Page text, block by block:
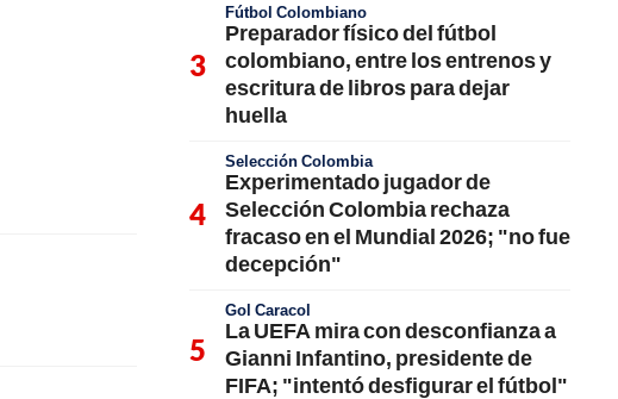
Fútbol Colombiano
Preparador físico del fútbol
colombiano, entre los entrenos y
escritura de libros para dejar
huella
Selección Colombia
Experimentado jugador de
Selección Colombia rechaza
fracaso en el Mundial 2026; "no fue
decepción"
Gol Caracol
La UEFA mira con desconfianza a
Gianni Infantino, presidente de
FIFA; "intentó desfigurar el fútbol"